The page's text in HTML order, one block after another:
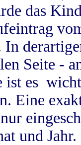
das
Seite -
ist es
Eine
und Jahr.